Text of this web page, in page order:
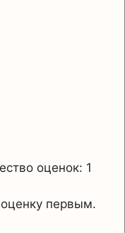
оценок: 1
первым.